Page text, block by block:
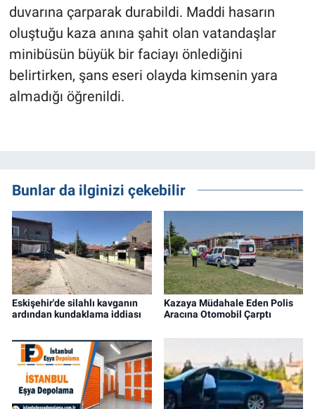
duvarına çarparak durabildi. Maddi hasarın
oluştuğu kaza anına şahit olan vatandaşlar
minibüsün büyük bir faciayı önlediğini
belirtirken, şans eseri olayda kimsenin yara
almadığı öğrenildi.
Bunlar da ilginizi çekebilir
Eskişehir'de silahlı kavganın
ardından kundaklama iddiası
Kazaya Müdahale Eden Polis
Aracına Otomobil Çarptı